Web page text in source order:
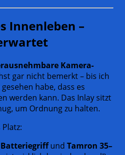
Innenleben –
Kamera-
gar nicht bemerkt – bis ich
habe, dass es
werden kann. Das Inlay sitzt
um Ordnung zu halten.
Batteriegriffund Tamron 35–